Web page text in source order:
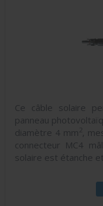
Ce câble solaire
panneau
diamètre 4 mm2
,
connecteur MC4
solaire est étanche